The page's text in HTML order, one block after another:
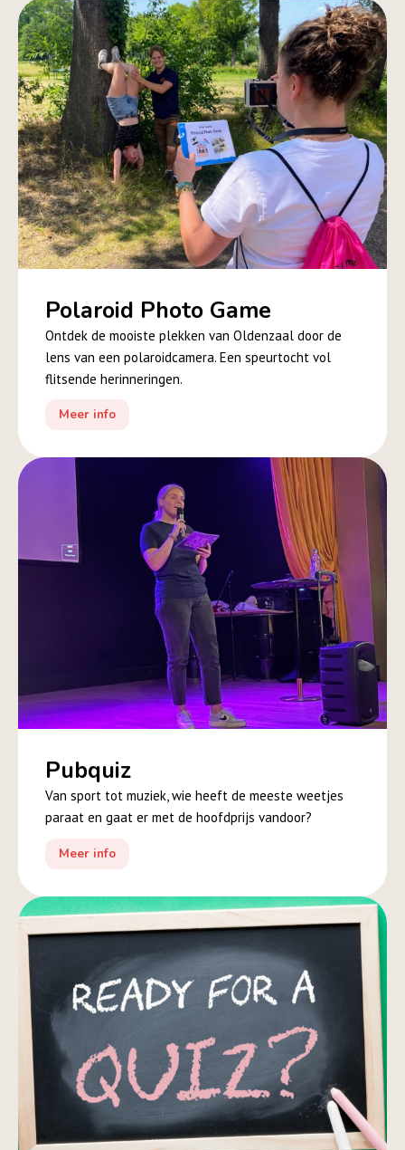
Polaroid Photo Game
Ontdek de mooiste plekken van Oldenzaal door de
lens van een polaroidcamera. Een speurtocht vol
flitsende herinneringen.
Meer info
Pubquiz
Van sport tot muziek, wie heeft de meeste weetjes
paraat en gaat er met de hoofdprijs vandoor?
Meer info